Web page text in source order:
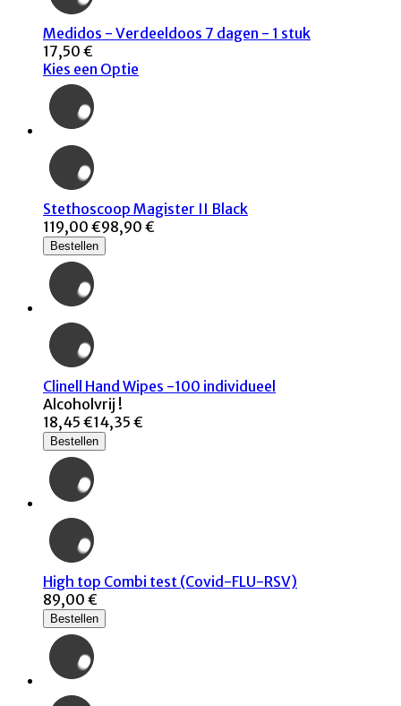
Medidos - Verdeeldoos 7 dagen - 1 stuk
17,50 €
Kies een Optie
Stethoscoop Magister II Black
119,00 €98,90 €
Bestellen
Clinell Hand Wipes -100 individueel
Alcoholvrij !
18,45 €14,35 €
Bestellen
High top Combi test (Covid-FLU-RSV)
89,00 €
Bestellen